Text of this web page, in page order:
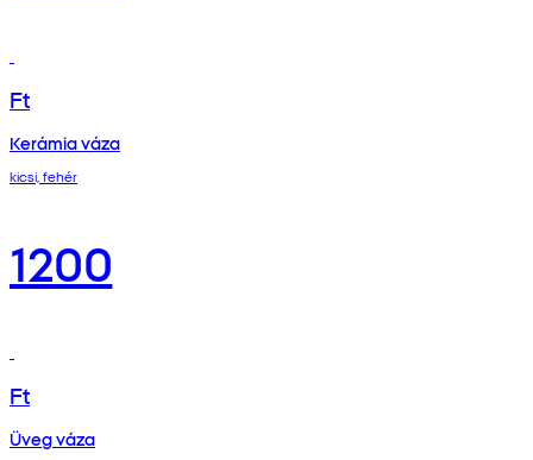
Ft
Kerámia váza
kicsi, fehér
1200
Ft
Üveg váza